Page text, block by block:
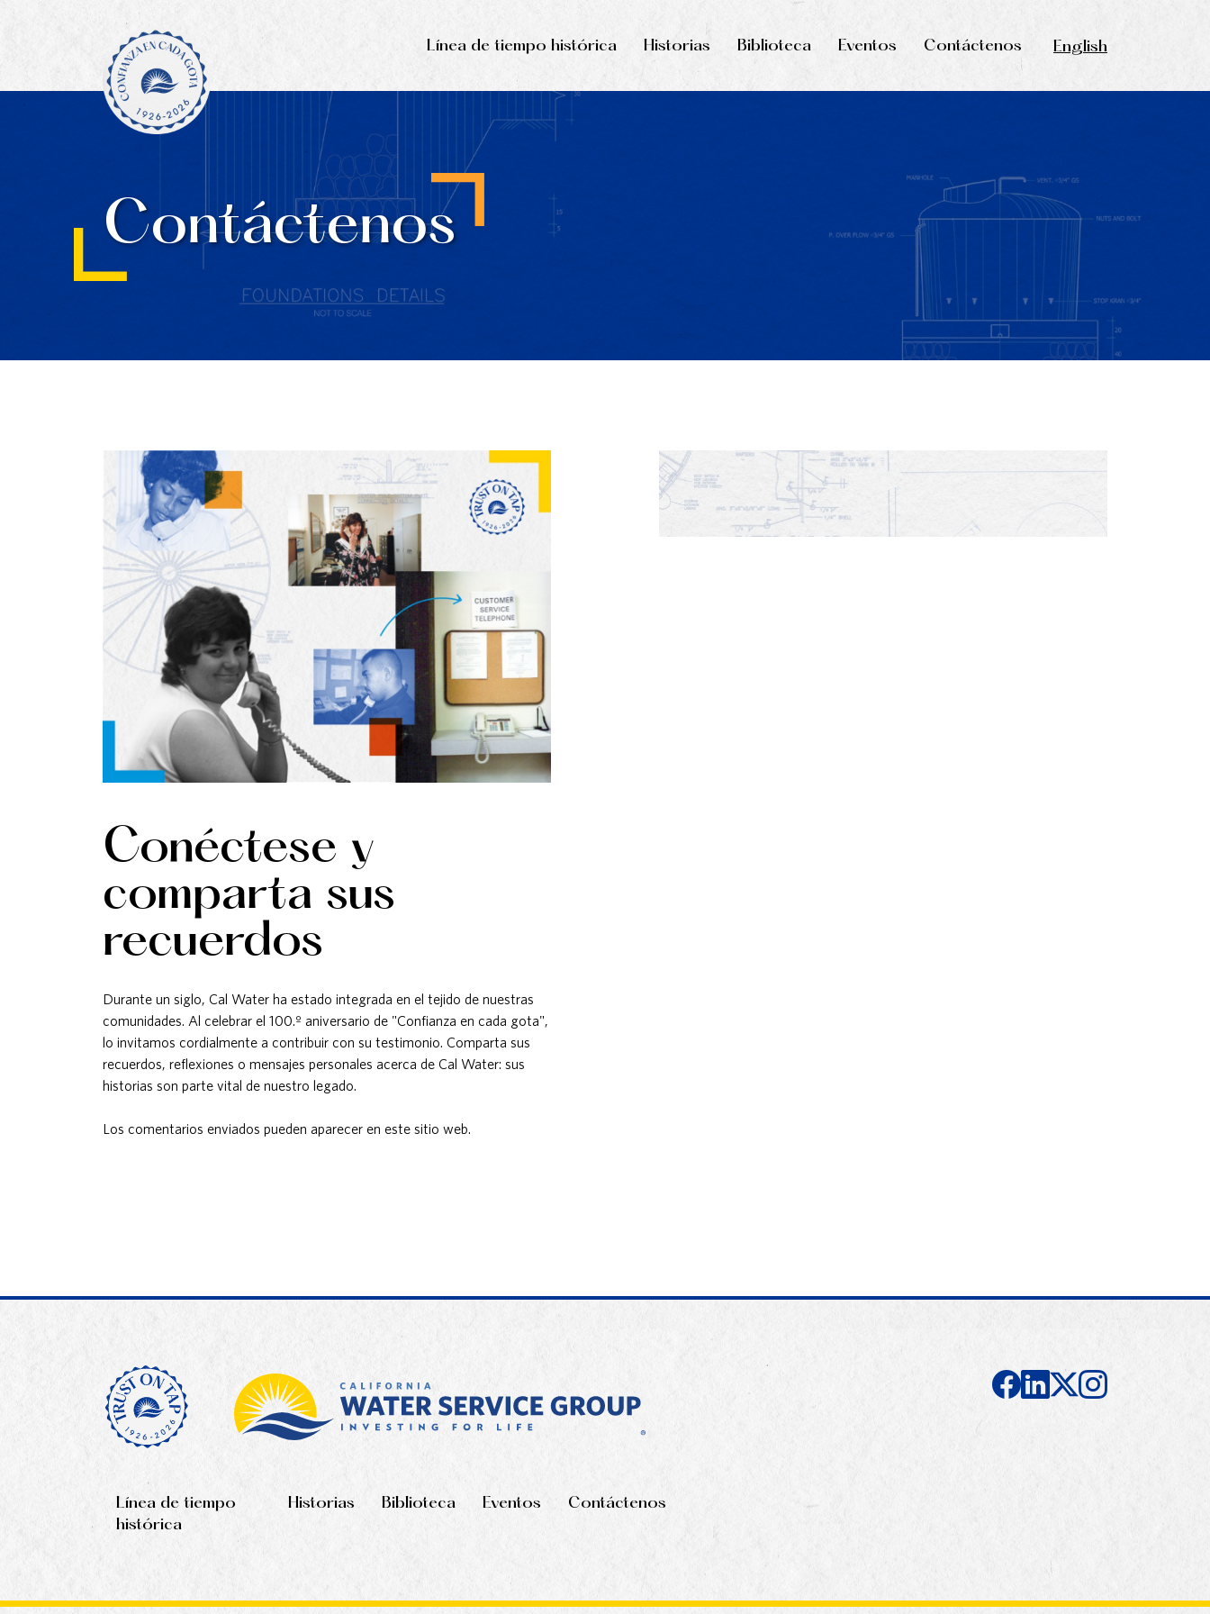
Línea de tiempo histórica Historias Biblioteca Eventos Contáctenos English
Contáctenos
​​​​​​​Conéctese y
comparta sus
recuerdos
​​​​​​​Durante un siglo, Cal Water ha estado integrada en el tejido de nuestras
comunidades. ​​​​​​​Al celebrar el 100.º aniversario de "Confianza en cada gota",
lo invitamos cordialmente a contribuir con su testimonio. Comparta sus
recuerdos, reflexiones o mensajes personales acerca de Cal Water: sus
historias son parte vital de nuestro legado.
Los comentarios enviados pueden aparecer en este sitio web.
Línea de tiempo
histórica
Historias Biblioteca Eventos Contáctenos